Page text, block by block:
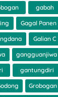
gabah
Gagal Panen
Galian C
gangguanjiwa
gantungdiri
Grobogan